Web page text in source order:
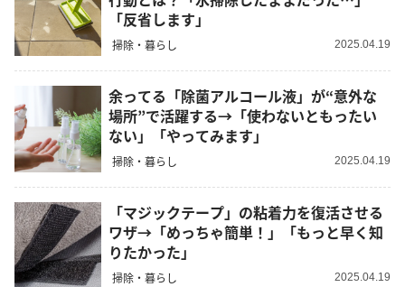
「反省します」
掃除・暮らし 2025.04.19
余ってる「除菌アルコール液」が“意外な
場所”で活躍する→「使わないともったい
ない」「やってみます」
掃除・暮らし 2025.04.19
「マジックテープ」の粘着力を復活させる
ワザ→「めっちゃ簡単！」「もっと早く知
りたかった」
掃除・暮らし 2025.04.19